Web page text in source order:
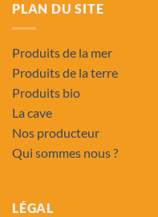
PLAN DU SITE
Produits de la mer
Produits de la terre
Produits bio
La cave
Nos producteur
Qui sommes nous ?
LÉGAL